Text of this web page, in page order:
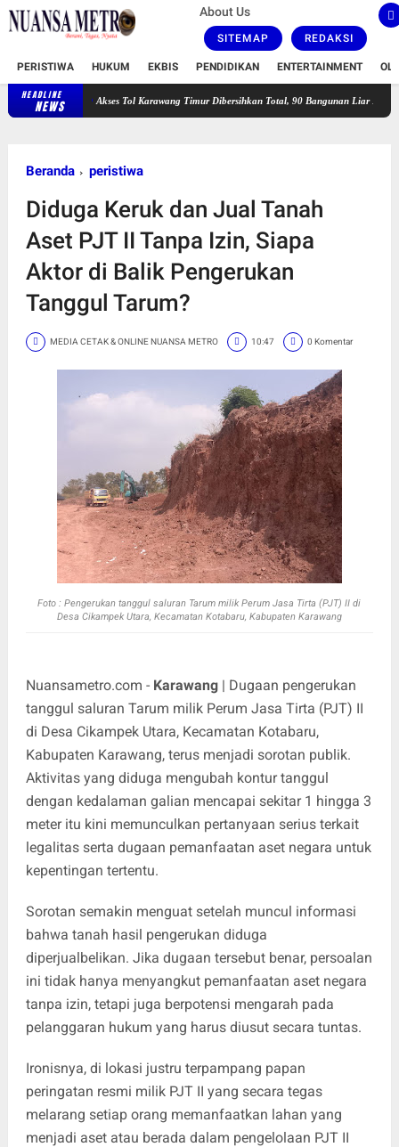
About Us
SITEMAP REDAKSI
PERISTIWA HUKUM EKBIS PENDIDIKAN ENTERTAINMENT
HEADLINE
NEWS
Akses Tol Karawang Timur Dibersihkan Total, 90 Bangunan Liar Dibongkar dan
Beranda peristiwa
Diduga Keruk dan Jual Tanah
Aset PJT II Tanpa Izin, Siapa
Aktor di Balik Pengerukan
Tanggul Tarum?
MEDIA CETAK & ONLINE NUANSA METRO 10:47 0 Komentar
Foto : Pengerukan tanggul saluran Tarum milik Perum Jasa Tirta (PJT) II di
Desa Cikampek Utara, Kecamatan Kotabaru, Kabupaten Karawang
Nuansametro.com - Karawang| Dugaan pengerukan
tanggul saluran Tarum milik Perum Jasa Tirta (PJT) II
di Desa Cikampek Utara, Kecamatan Kotabaru,
Kabupaten Karawang, terus menjadi sorotan publik.
Aktivitas yang diduga mengubah kontur tanggul
dengan kedalaman galian mencapai sekitar 1 hingga 3
meter itu kini memunculkan pertanyaan serius terkait
legalitas serta dugaan pemanfaatan aset negara untuk
kepentingan tertentu.
Sorotan semakin menguat setelah muncul informasi
bahwa tanah hasil pengerukan diduga
diperjualbelikan. Jika dugaan tersebut benar, persoalan
ini tidak hanya menyangkut pemanfaatan aset negara
tanpa izin, tetapi juga berpotensi mengarah pada
pelanggaran hukum yang harus diusut secara tuntas.
Ironisnya, di lokasi justru terpampang papan
peringatan resmi milik PJT II yang secara tegas
melarang setiap orang memanfaatkan lahan yang
menjadi aset atau berada dalam pengelolaan PJT II